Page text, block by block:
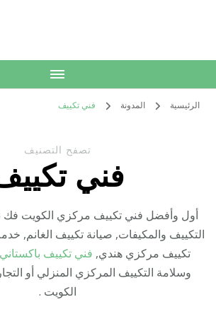
الرئيسية المدونة فني تكييف
تصفح التصنيف
فني
أول وأفضل فني تكييف مركزي الكويت فك
التكييف والمكيفات, صيانة تكييف الغانم,
تكييف مركزي هندي, فني تكييف باكستاني
وسلامة التكييف المركزي المنزلي أو
الكويت .